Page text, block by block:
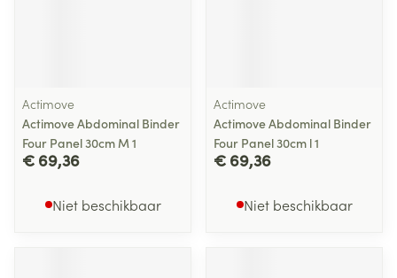
Actimove
Actimove Abdominal Binder
Four Panel 30cm M 1
€ 69,36
Niet beschikbaar
Actimove
Actimove Abdominal Binder
Four Panel 30cm l 1
€ 69,36
Niet beschikbaar